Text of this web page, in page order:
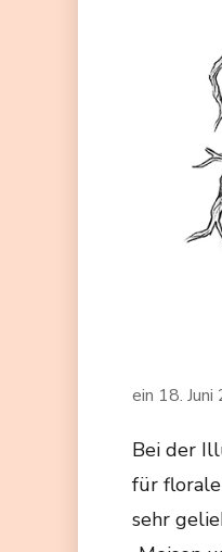
ein 18.
Bei der
für
sehr